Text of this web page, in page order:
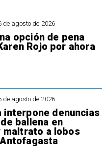
de agosto de 2026
opción de pena
Rojo por ahora
de agosto de 2026
interpone denuncias
ballena en
maltrato a lobos